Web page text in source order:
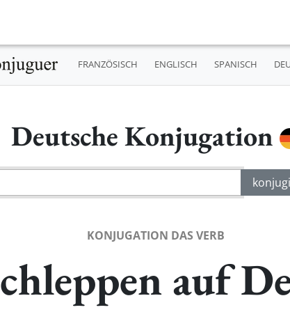
FRANZÖSISCH ENGLISCH SPANISCH
Deutsche Konjugation
KONJUGATION DAS VERB
auf